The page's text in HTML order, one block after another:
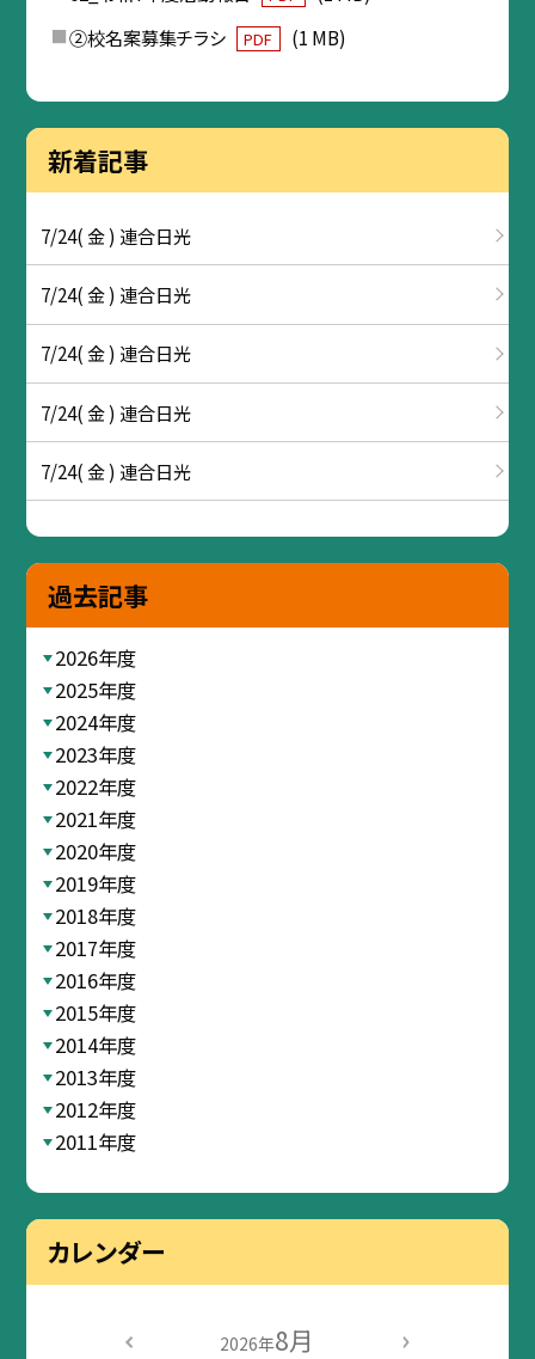
②校名案募集チラシ
PDF (1 MB)
新着記事
7/24( 金 ) 連合日光
7/24( 金 ) 連合日光
7/24( 金 ) 連合日光
7/24( 金 ) 連合日光
7/24( 金 ) 連合日光
過去記事
2026年度
2025年度
2024年度
2023年度
2022年度
2021年度
2020年度
2019年度
2018年度
2017年度
2016年度
2015年度
2014年度
2013年度
2012年度
2011年度
カレンダー
2026年8月